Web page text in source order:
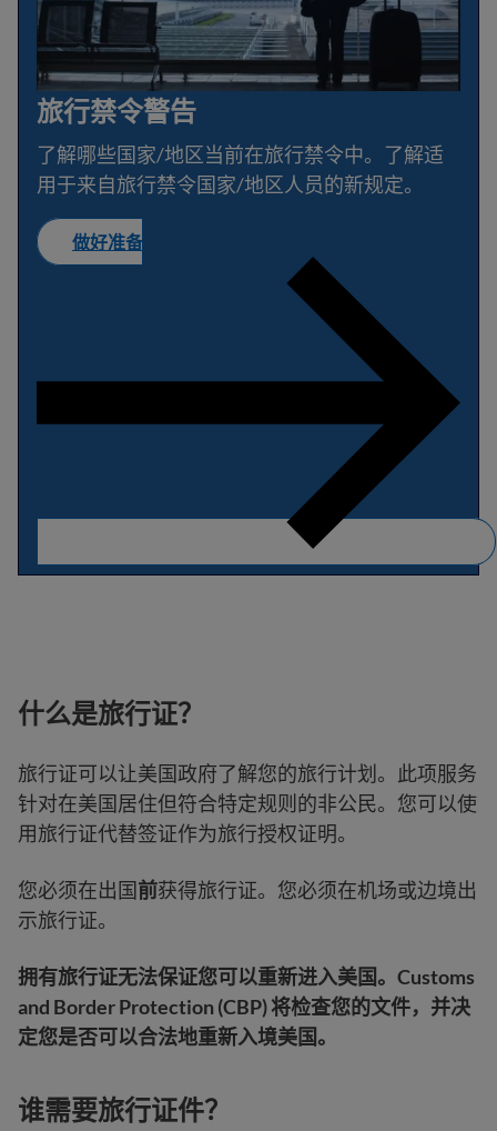
旅行禁令警告
了解哪些国家/地区当前在旅行禁令中。了解适
用于来自旅行禁令国家/地区人员的新规定。
做好准备
什么是旅行证？
旅行证可以让美国政府了解您的旅行计划。此项服务
针对在美国居住但符合特定规则的非公民。您可以使
用旅行证代替签证作为旅行授权证明。
您必须在出国前获得旅行证。您必须在机场或边境出
示旅行证。
拥有旅行证无法保证您可以重新进入美国。Customs
and Border Protection (CBP) 将检查您的文件，并决
定您是否可以合法地重新入境美国。
谁需要旅行证件？